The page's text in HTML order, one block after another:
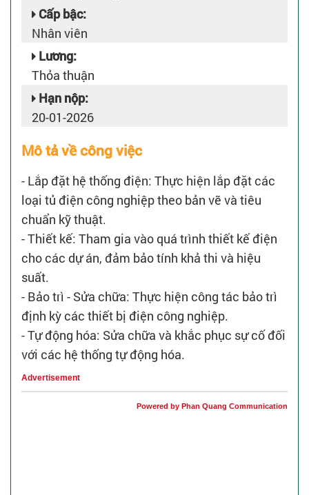
Cấp bậc:
Nhân viên
Lương:
Thỏa thuận
Hạn nộp:
20-01-2026
Mô tả về công việc
- Lắp đặt hệ thống điện: Thực hiện lắp đặt các
loại tủ điện công nghiệp theo bản vẽ và tiêu
chuẩn kỹ thuật.
- Thiết kế: Tham gia vào quá trình thiết kế điện
cho các dự án, đảm bảo tính khả thi và hiệu
suất.
- Bảo trì - Sửa chữa: Thực hiện công tác bảo trì
định kỳ các thiết bị điện công nghiệp.
- Tự động hóa: Sửa chữa và khắc phục sự cố đối
với các hệ thống tự động hóa.
Advertisement
Powered by Phan Quang Communication